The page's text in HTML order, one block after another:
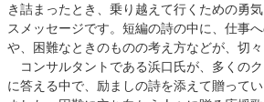
き詰まったとき、乗り越えて行くための勇
スメッセージです。短編の詩の中に、仕事
や、困難なときのものの考え方などが、切々
コンサルタントである浜口氏が、多くの
に答える中で、励ましの詩を添えて贈って